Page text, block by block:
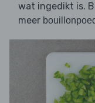
wat ingedikt is.
meer